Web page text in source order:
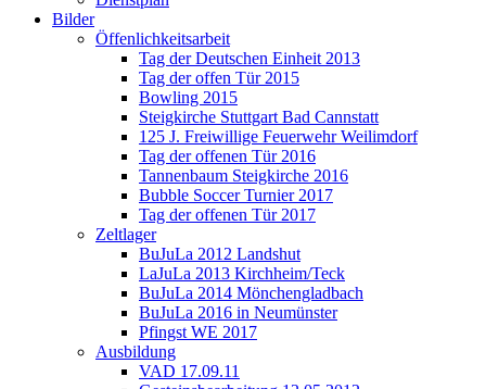
Bilder
Öffenlichkeitsarbeit
Tag der Deutschen Einheit 2013
Tag der offen Tür 2015
Bowling 2015
Steigkirche Stuttgart Bad Cannstatt
125 J. Freiwillige Feuerwehr Weilimdorf
Tag der offenen Tür 2016
Tannenbaum Steigkirche 2016
Bubble Soccer Turnier 2017
Tag der offenen Tür 2017
Zeltlager
BuJuLa 2012 Landshut
LaJuLa 2013 Kirchheim/Teck
BuJuLa 2014 Mönchengladbach
BuJuLa 2016 in Neumünster
Pfingst WE 2017
Ausbildung
VAD 17.09.11